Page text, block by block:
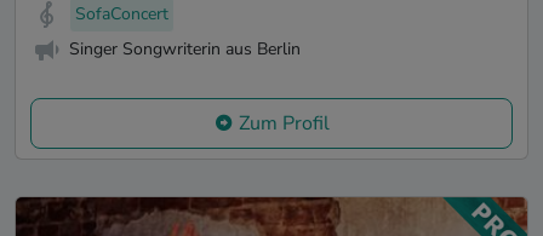
SofaConcert
Singer Songwriterin aus Berlin
Zum Profil